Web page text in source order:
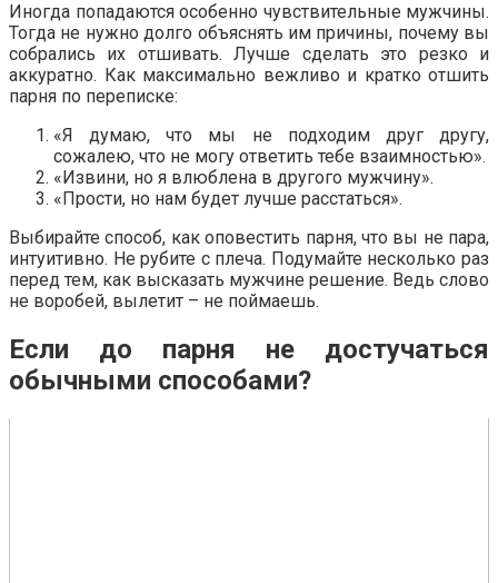
Иногда попадаются особенно чувствительные мужчины.
Тогда не нужно долго объяснять им причины, почему вы
собрались их отшивать. Лучше сделать это резко и
аккуратно. Как максимально вежливо и кратко отшить
парня по переписке:
«Я думаю, что мы не подходим друг другу,
сожалею, что не могу ответить тебе взаимностью».
«Извини, но я влюблена в другого мужчину».
«Прости, но нам будет лучше расстаться».
Выбирайте способ, как оповестить парня, что вы не пара,
интуитивно. Не рубите с плеча. Подумайте несколько раз
перед тем, как высказать мужчине решение. Ведь слово
не воробей, вылетит – не поймаешь.
Если до парня не достучаться
обычными способами?